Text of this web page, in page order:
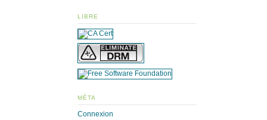
LIBRE
MÉTA
Connexion